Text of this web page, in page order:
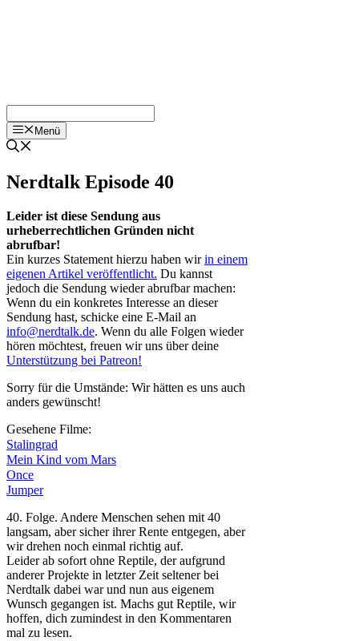
Menü
Nerdtalk Episode 40
Leider ist diese Sendung aus
urheberrechtlichen Gründen nicht
abrufbar!
Ein kurzes Statement hierzu haben wirin einem
eigenen Artikel veröffentlicht. Du kannst
jedoch die Sendung wieder abrufbar machen:
Wenn du ein konkretes Interesse an dieser
Sendung hast, schicke eine E-Mail an
info@nerdtalk.de. Wenn du alle Folgen wieder
hören möchtest, freuen wir uns über deine
Unterstützung bei Patreon!
Sorry für die Umstände: Wir hätten es uns auch
anders gewünscht!
Gesehene Filme:
Stalingrad
Mein Kind vom Mars
Once
Jumper
40. Folge. Andere Menschen sehen mit 40
langsam, aber sicher ihrer Rente entgegen, aber
wir drehen noch einmal richtig auf.
Leider ab sofort ohne Reptile, der aufgrund
anderer Projekte in letzter Zeit seltener bei
Nerdtalk dabei war und nun aus eigenem
Wunsch gegangen ist. Machs gut Reptile, wir
hoffen, dich zumindest in den Kommentaren
mal zu lesen.